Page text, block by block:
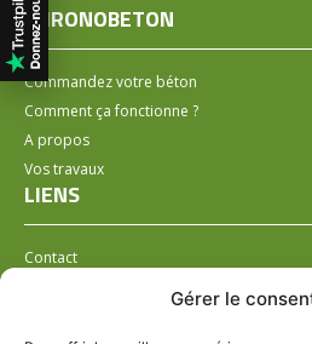
Gérer le
CHRONOBETON
Commandez votre béton
Comment ça fonctionne ?
A propos
Vos travaux
LIENS
Contact